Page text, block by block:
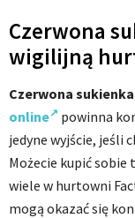
Czerwona
wigilijną
Czerwona
online
powinna
jedyne wyjście, jeśli
Możecie kupić sobie
wiele w hurtowni
mogą okazać się